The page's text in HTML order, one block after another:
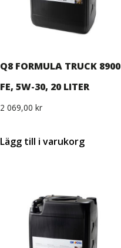
Q8 FORMULA TRUCK 8900
FE, 5W-30, 20 LITER
2 069,00 kr
Lägg till i varukorg